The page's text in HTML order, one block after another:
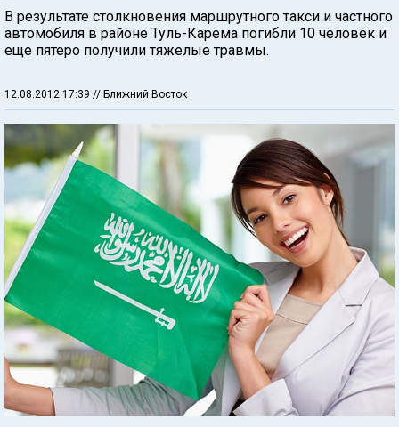
В результате столкновения маршрутного такси и частного
автомобиля в районе Туль-Карема погибли 10 человек и
еще пятеро получили тяжелые травмы.
12.08.2012 17:39 // Ближний Восток